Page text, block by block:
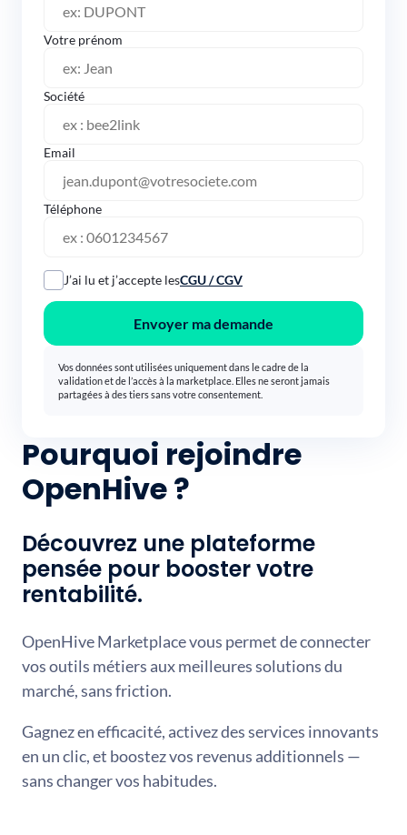
Pourquoi rejoindre
OpenHive ?
Découvrez une plateforme
pensée pour booster votre
rentabilité.
OpenHive Marketplace vous permet de connecter
vos outils métiers aux meilleures solutions du
marché, sans friction.
Gagnez en efficacité, activez des services innovants
en un clic, et boostez vos revenus additionnels —
sans changer vos habitudes.
Votre prénom
Société
Email
Téléphone
J’ai lu et j’accepte lesCGU / CGV
Envoyer ma demande
Vos données sont utilisées uniquement dans le cadre de la
validation et de l’accès à la marketplace. Elles ne seront jamais
partagées à des tiers sans votre consentement.